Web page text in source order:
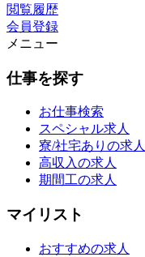
閲覧履歴
会員登録
メニュー
仕事を探す
お仕事検索
スペシャル求人
寮/社宅ありの求人
高収入の求人
期間工の求人
マイリスト
おすすめの求人